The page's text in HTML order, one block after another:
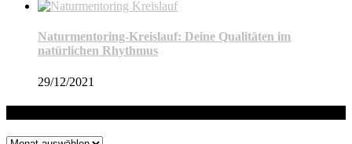
Naturmentoring-Kreislauf: Deine Qualitäten im
natürlichen Rhythmus
29/12/2021